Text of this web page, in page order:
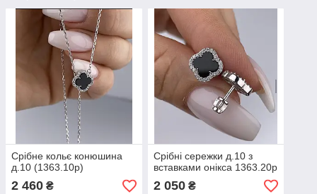
Срібне кольє конюшина
д.10 (1363.10р)
2 460 ₴
Срібні сережки д.10 з
вставками онікса 1363.20р
2 050₴